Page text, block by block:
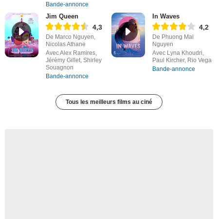
Bande-annonce
Jim Queen
4,3
De Marco Nguyen,
Nicolas Athane
Avec Alex Ramires,
Jérémy Gillet, Shirley
Souagnon
Bande-annonce
In Waves
4,2
De Phuong Mai
Nguyen
Avec Lyna Khoudri,
Paul Kircher, Rio Vega
Bande-annonce
Tous les meilleurs films au ciné